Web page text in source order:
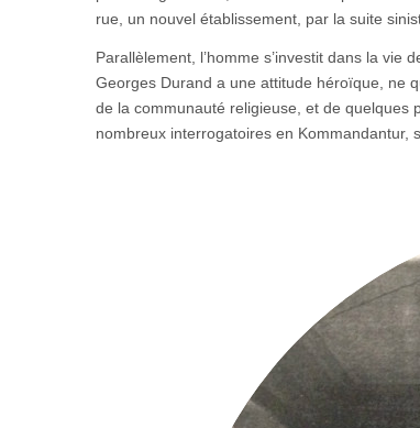
rue, un nouvel établissement, par la suite
Parallèlement, l’homme s’investit dans la
Georges Durand a une attitude héroïque, ne
de la communauté religieuse, et de quelques
nombreux interrogatoires en Kommandantur,